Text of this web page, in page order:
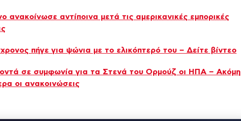
ανακοίνωσε αντίποινα μετά τις αμερικανικές εμπορικές
πήγε για ψώνια με το ελικόπτερό του – Δείτε βίντεο
σε συμφωνία για τα Στενά του Ορμούζ οι ΗΠΑ – Ακόμη
οι ανακοινώσεις